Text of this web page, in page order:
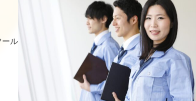
ール